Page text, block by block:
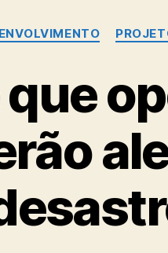
Categorias